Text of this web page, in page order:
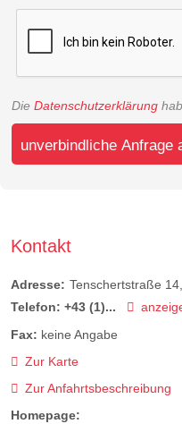
Die Datenschutzerklärung
unverbindliche Anfrage
Kontakt
Adresse: Tenschertstraße 14
Telefon: +43 (1)...
Fax: keine Angabe
Zur Karte
Zur Anfahrtsbeschreibung
Homepage: